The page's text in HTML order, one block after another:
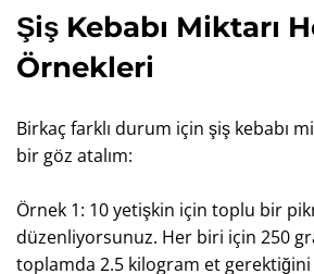
Şiş Kebabı Miktarı
Örnekleri
Birkaç farklı durum için şiş kebabı
bir göz atalım:
Örnek 1: 10 yetişkin için toplu bir
düzenliyorsunuz. Her biri için 250
toplamda 2.5 kilogram et